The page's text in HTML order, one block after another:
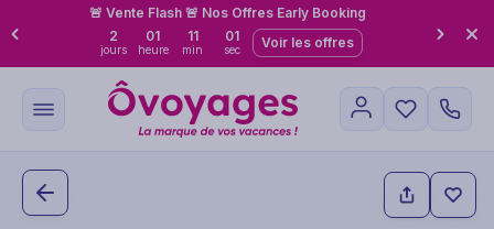
🚨 Vente Flash 🚨 Nos Offres Early Booking
2
jours
01
heure
11
min
01
sec Voir les offres